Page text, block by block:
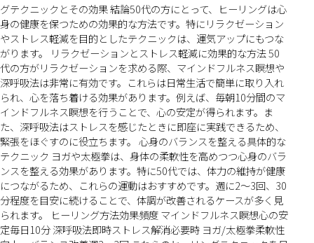
グテクニックとその効果 結論50代の方にとって、ヒーリングは心
身の健康を保つための効果的な方法です。特にリラクゼーション
やストレス軽減を目的としたテクニックは、運気アップにもつな
がります。 リラクゼーションとストレス軽減に効果的な方法 50
代の方がリラクゼーションを求める際、マインドフルネス瞑想や
深呼吸法は非常に有効です。これらは日常生活で簡単に取り入れ
られ、心を落ち着ける効果があります。例えば、毎朝10分間のマ
インドフルネス瞑想を行うことで、心の安定が得られます。ま
た、深呼吸法はストレスを感じたときに即座に実践できるため、
緊張をほぐすのに役立ちます。 心身のバランスを整える具体的な
テクニック ヨガや太極拳は、身体の柔軟性を高めつつ心身のバラ
ンスを整える効果があります。特に50代では、体力の維持が健康
につながるため、これらの運動はおすすめです。週に2〜3回、30
分程度を目安に続けることで、体調が改善されるケースが多く見
られます。 ヒーリング方法効果頻度 マインドフルネス瞑想心の安
定毎日10分 深呼吸法即時ストレス解消必要時 ヨガ/太極拳柔軟性